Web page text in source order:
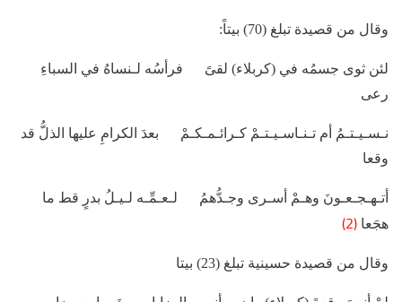
وقال من قصيدة تبلغ (70) بيتاً:
لئن ثوى جسمُه في (كربلاء) لقىً فرأسُه لـنساهُ في السباءِ
رعى
نـسـيـتـمُ أم تـنـاسـيـتـمْ كـرائـمـكـمْ بعدَ الكرامِ عليها الذلُّ قد
وقعا
أتـهـجـعـونَ وهـمْ أسـرى وجـدُّهمُ لـعـمِّـه لـيـلُ بدرٍ قط ما
هجَعا (2)
وقال من قصيدة حسينية تبلغ (23) بيتا